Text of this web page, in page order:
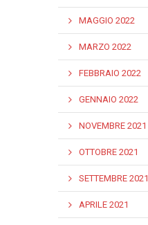
MAGGIO 2022
MARZO 2022
FEBBRAIO 2022
GENNAIO 2022
NOVEMBRE 2021
OTTOBRE 2021
SETTEMBRE 2021
APRILE 2021